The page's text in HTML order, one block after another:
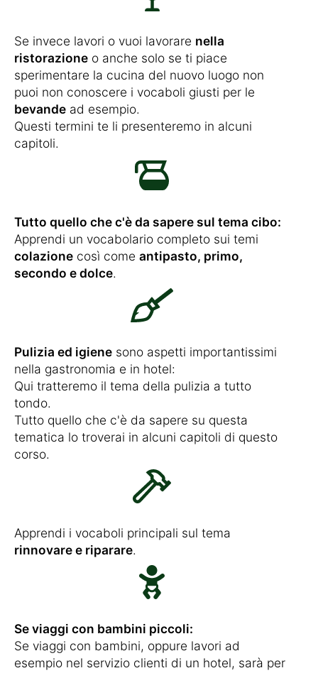
Se invece lavori o vuoi lavorare nella
ristorazione o anche solo se ti piace
sperimentare la cucina del nuovo luogo non
puoi non conoscere i vocaboli giusti per le
bevande ad esempio.
Questi termini te li presenteremo in alcuni
capitoli.
Tutto quello che c'è da sapere sul tema cibo:
Apprendi un vocabolario completo sui temi
colazione così come antipasto, primo,
secondo e dolce.
Pulizia ed igiene sono aspetti importantissimi
nella gastronomia e in hotel:
Qui tratteremo il tema della pulizia a tutto
tondo.
Tutto quello che c'è da sapere su questa
tematica lo troverai in alcuni capitoli di questo
corso.
Apprendi i vocaboli principali sul tema
rinnovare e riparare.
Se viaggi con bambini piccoli:
Se viaggi con bambini, oppure lavori ad
esempio nel servizio clienti di un hotel, sarà per